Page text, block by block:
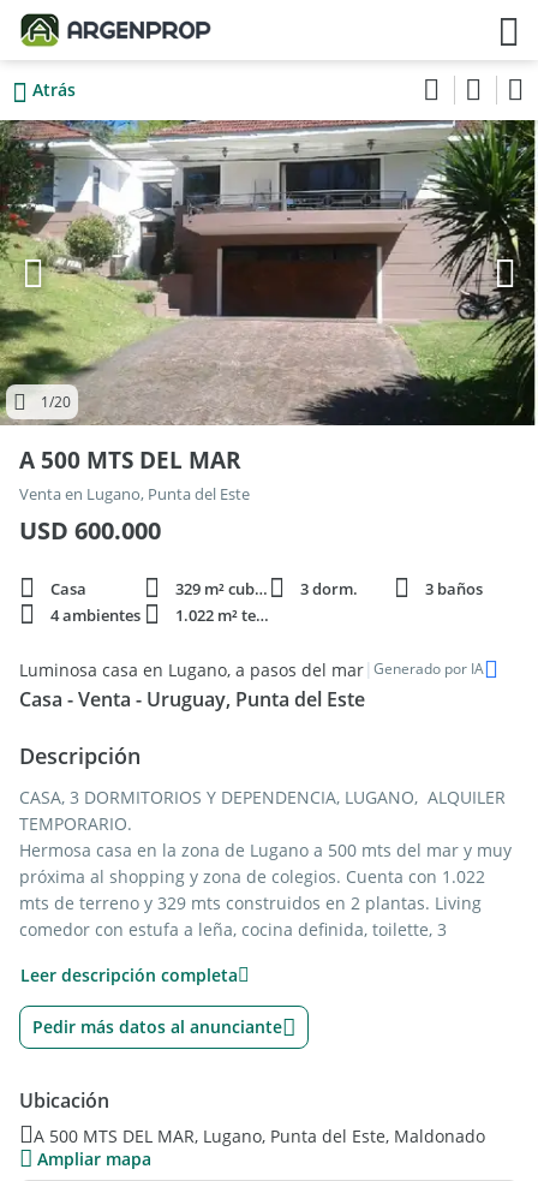
Atrás
1/20
A 500 MTS DEL MAR
Venta en Lugano, Punta del Este
USD 600.000
Casa 329 m² cubie. 3 dorm.
3 baños
4 ambientes
1.022 m² terren.
Luminosa casa en Lugano, a pasos del mar| Generado por IA
Casa - Venta - Uruguay, Punta del Este
Descripción
CASA, 3 DORMITORIOS Y DEPENDENCIA, LUGANO, ALQUILER
TEMPORARIO.
Hermosa casa en la zona de Lugano a 500 mts del mar y muy
próxima al shopping y zona de colegios. Cuenta con 1.022
mts de terreno y 329 mts construidos en 2 plantas. Living
comedor con estufa a leña, cocina definida, toilette, 3
lavadero, lindo jardín con barbacoa y piscina climatizada.
Totalmente equipada. Calefacción a gas oil. Ideal para vivir
todo el año.
Medida: SUITES : 3
Leer descripción completa
Pedir más datos al anunciante
Ubicación
A 500 MTS DEL MAR, Lugano, Punta del Este, Maldonado
Ampliar mapa